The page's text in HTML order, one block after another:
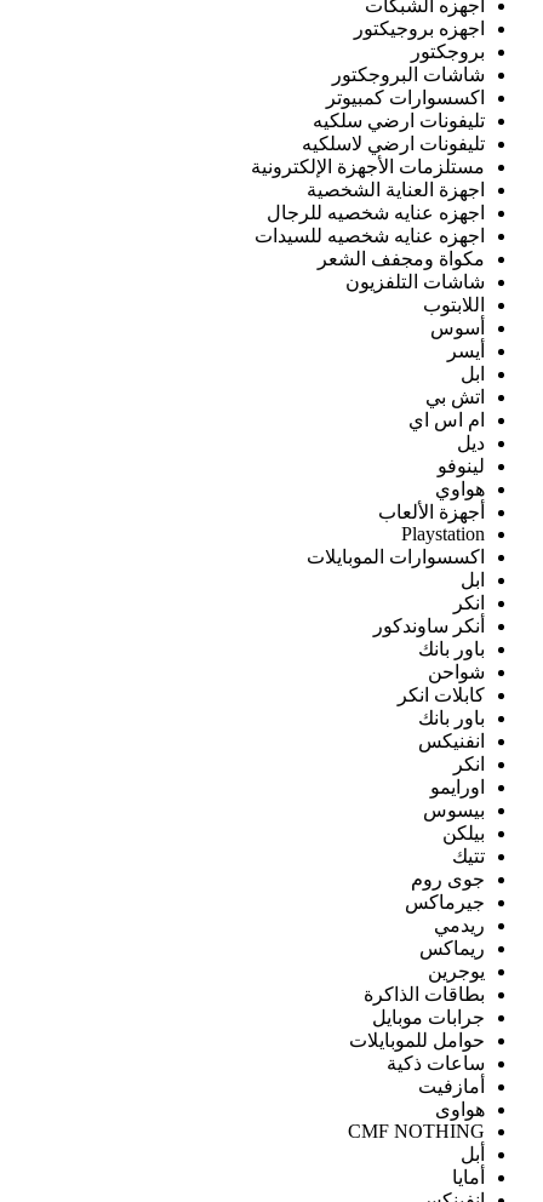
اجهزه الشبكات
اجهزه بروجيكتور
بروجكتور
شاشات البروجكتور
اكسسوارات كمبيوتر
تليفونات ارضي سلكيه
تليفونات ارضي لاسلكيه
مستلزمات الأجهزة الإلكترونية
اجهزة العناية الشخصية
اجهزه عنايه شخصيه للرجال
اجهزه عنايه شخصيه للسيدات
مكواة ومجفف الشعر
شاشات التلفزيون
اللابتوب
أسوس
أيسر
ابل
اتش بي
ام اس اي
ديل
لينوفو
هواوي
أجهزة الألعاب
Playstation
اكسسوارات الموبايلات
ابل
انكر
أنكر ساوندكور
باور بانك
شواحن
كابلات انكر
باور بانك
انفنيكس
انكر
اورايمو
بيسوس
بيلكن
تتيك
جوى روم
جيرماكس
ريدمي
ريماكس
يوجرين
بطاقات الذاكرة
جرابات موبايل
حوامل للموبايلات
ساعات ذكية
أمازفيت
هواوى
CMF NOTHING
أبل
أمايا